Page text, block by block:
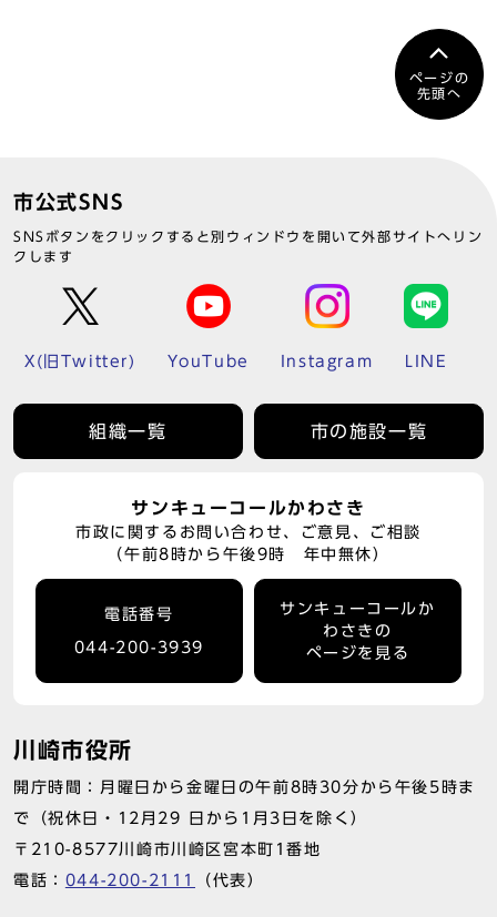
ページの
先頭へ
市公式SNS
SNSボタンをクリックすると別ウィンドウを開いて外部サイトへリン
クします
X(旧Twitter) YouTube Instagram LINE
組織一覧 市の施設一覧
サンキューコールかわさき
市政に関するお問い合わせ、ご意見、ご相談
（午前8時から午後9時 年中無休）
電話番号
044-200-3939
サンキューコールか
わさきの
ページを見る
川崎市役所
開庁時間：月曜日から金曜日の午前8時30分から午後5時ま
で（祝休日・12月29 日から1月3日を除く）
〒210-8577川崎市川崎区宮本町1番地
電話： 044-200-2111 （代表）